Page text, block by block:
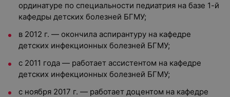
ординатуре по специальности педиатрия на базе 1-й
кафедры детских болезней БГМУ;
в 2012 г. — окончила аспирантуру на кафедре
детских инфекционных болезней БГМУ;
с 2011 года — работает ассистентом на кафедре
детских инфекционных болезней БГМУ;
с ноября 2017 г. — работает доцентом на кафедре